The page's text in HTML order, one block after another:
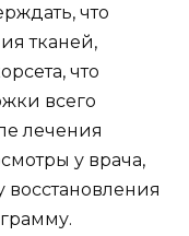
что
тканей,
что
всего
лечения
у врача,